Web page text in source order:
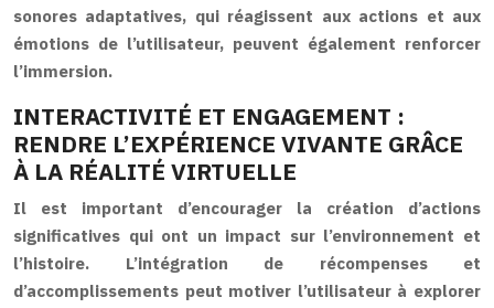
sonores adaptatives, qui réagissent aux actions et aux
émotions de l’utilisateur, peuvent également renforcer
l’immersion.
INTERACTIVITÉ ET ENGAGEMENT :
RENDRE L’EXPÉRIENCE VIVANTE GRÂCE
À LA RÉALITÉ VIRTUELLE
Il est important d’encourager la création d’actions
significatives qui ont un impact sur l’environnement et
l’histoire. L’intégration de récompenses et
d’accomplissements peut motiver l’utilisateur à explorer